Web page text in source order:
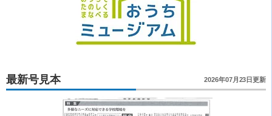
最新号見本 2026年07月23日更新